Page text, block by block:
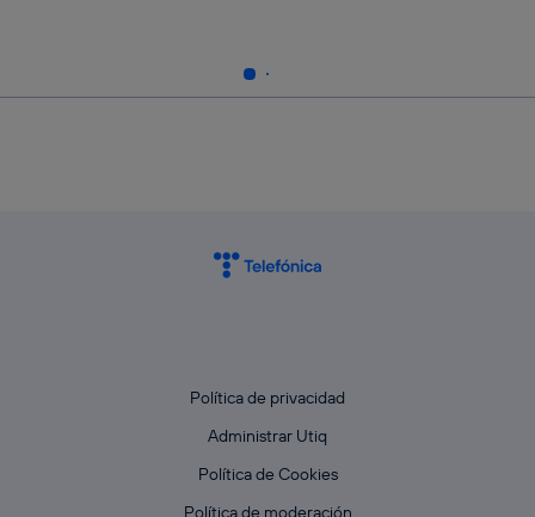
Política de privacidad
Administrar Utiq
Política de Cookies
Política de moderación